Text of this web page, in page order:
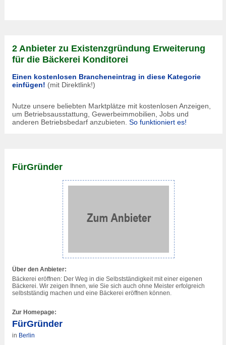
2 Anbieter zu Existenzgründung Erweiterung
für die Bäckerei Konditorei
Einen kostenlosen Brancheneintrag in diese Kategorie
einfügen! (mit Direktlink!)
Nutze unsere beliebten Marktplätze mit kostenlosen Anzeigen,
um Betriebsausstattung, Gewerbeimmobilien, Jobs und
anderen Betriebsbedarf anzubieten. So funktioniert es!
FürGründer
Über den Anbieter:
Bäckerei eröffnen: Der Weg in die Selbstständigkeit mit einer eigenen
Bäckerei. Wir zeigen Ihnen, wie Sie sich auch ohne Meister erfolgreich
selbstständig machen und eine Bäckerei eröffnen können.
Zur Homepage:
FürGründer
in Berlin